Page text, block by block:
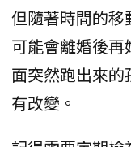
但隨著時間的移
可能會離婚後
面突然跑出來
有改變。